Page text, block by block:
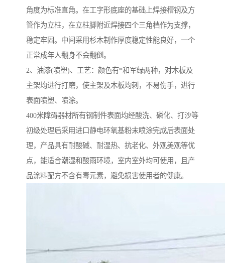
角度为标准直角。在工字形底座的基础上焊接槽钢及方
管作为立柱，在立柱脚附近焊接四个三角档作为支撑，
稳定牢固。中间采用杉木制作厚度稳定性能良好，一个
正常成年人翻身不会翻倒。
2、油漆(喷塑)、工艺：颜色有*和军绿两种，对木板及
主架均进行打磨，使主架及木板均刺，不易伤手，进行
表面喷塑、喷涂。
400米障碍器材所有钢制件表面均经酸洗、磷化、打沙等
初级处理后采用进口静电环氧基粉末喷涂完成后表面处
理，产品具有耐酸碱、耐湿热、抗老化、外观美观等优
点，能适合潮湿和酸雨环境，室内室外均可使用，且产
品涂料配方不含有毒元素，避免损害使用者的健康。